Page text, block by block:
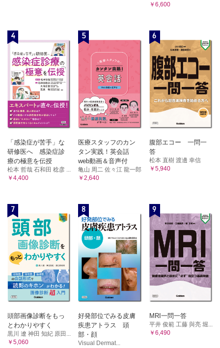
￥6,600
4
「感染症が苦手」な
研修医へ 感染症診
療の極意を伝授
松本 哲哉 石和田 稔彦 ...
￥4,400
5
医療スタッフのカン
タン実践！英会話
web動画＆音声付
亀山 周二 佐々江 龍一郎
￥2,640
6
腹部エコー 一問一
答
松本 直樹 渡邊 幸信
￥5,940
7
頭部画像診断をもっ
とわかりやすく
黒川 遼 神田 知紀 原田...
￥5,060
8
好発部位でみる皮膚
疾患アトラス 頭
部・顔
Visual Dermat...
9
MRI一問一答
平井 俊範 工藤 與亮 堀...
￥6,490